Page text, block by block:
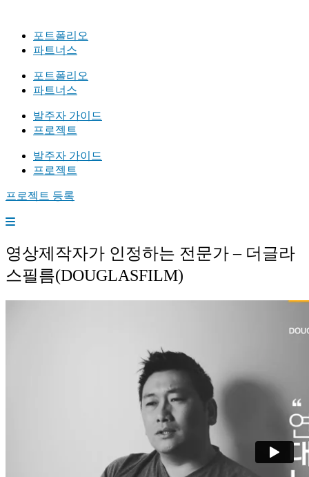
포트폴리오
파트너스
포트폴리오
파트너스
발주자 가이드
프로젝트
발주자 가이드
프로젝트
프로젝트 등록
영상제작자가 인정하는 전문가 – 더글라
스필름(DOUGLASFILM)